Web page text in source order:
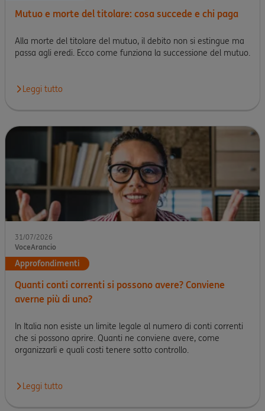
Mutuo e morte del titolare: cosa succede e chi paga
Alla morte del titolare del mutuo, il debito non si estingue ma
passa agli eredi. Ecco come funziona la successione del mutuo.
Leggi tutto
31/07/2026
VoceArancio
Approfondimenti
Quanti conti correnti si possono avere? Conviene
averne più di uno?
In Italia non esiste un limite legale al numero di conti correnti
che si possono aprire. Quanti ne conviene avere, come
organizzarli e quali costi tenere sotto controllo.
Leggi tutto